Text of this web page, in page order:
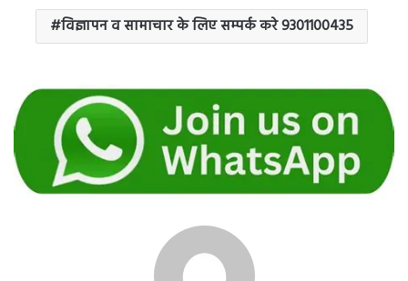
विज्ञापन व सामाचार के लिए सम्पर्क करे 9301100435